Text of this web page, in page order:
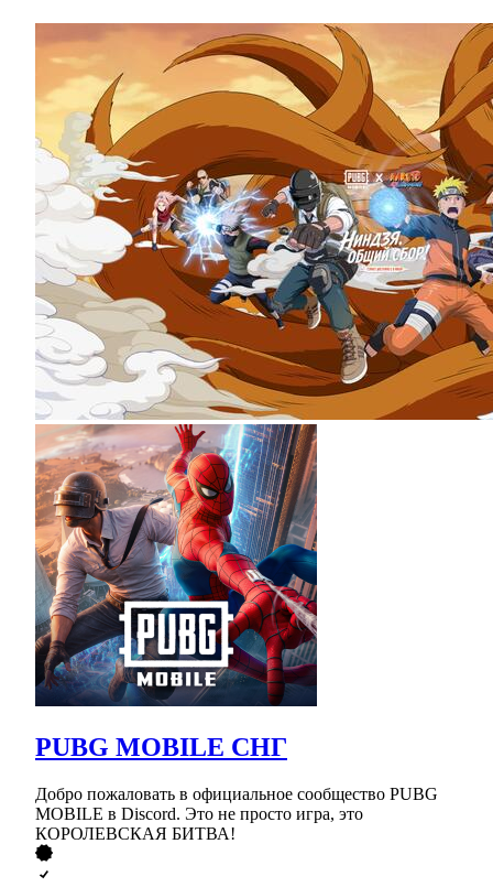
PUBG MOBILE СНГ
Добро пожаловать в официальное сообщество PUBG
MOBILE в Discord. Это не просто игра, это
КОРОЛЕВСКАЯ БИТВА!